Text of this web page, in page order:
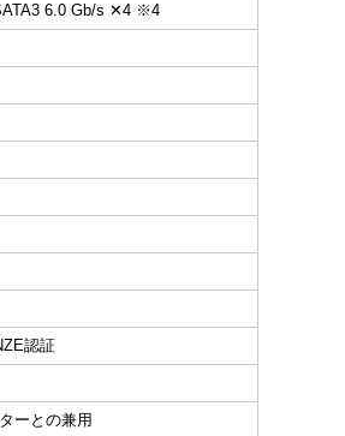
6.0 Gb/s ✕4 ※4
認証
ーとの兼用